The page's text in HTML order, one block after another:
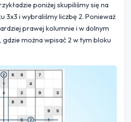
poniżej skupiliśmy się na
3x3 i wybraliśmy liczbę 2. Ponieważ
prawej kolumnie i w dolnym
gdzie można wpisać 2 w tym bloku